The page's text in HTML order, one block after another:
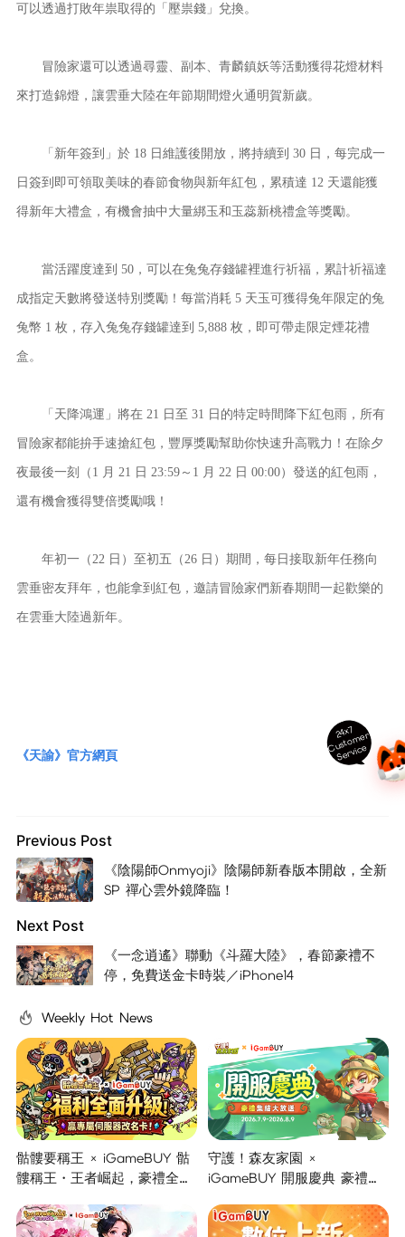
可以透過打敗年祟取得的「壓祟錢」兌換。
冒險家還可以透過尋靈、副本、青麟鎮妖等活動獲得花燈材料
來打造錦燈，讓雲垂大陸在年節期間燈火通明賀新歲。
「新年簽到」於 18 日維護後開放，將持續到 30 日，每完成一
日簽到即可領取美味的春節食物與新年紅包，累積達 12 天還能獲
得新年大禮盒，有機會抽中大量綁玉和玉蕊新桃禮盒等獎勵。
當活躍度達到 50，可以在兔兔存錢罐裡進行祈福，累計祈福達
成指定天數將發送特別獎勵！每當消耗 5 天玉可獲得兔年限定的兔
兔幣 1 枚，存入兔兔存錢罐達到 5,888 枚，即可帶走限定煙花禮
盒。
「天降鴻運」將在 21 日至 31 日的特定時間降下紅包雨，所有
冒險家都能拚手速搶紅包，豐厚獎勵幫助你快速升高戰力！在除夕
夜最後一刻（1 月 21 日 23:59～1 月 22 日 00:00）發送的紅包雨，
還有機會獲得雙倍獎勵哦！
年初一（22 日）至初五（26 日）期間，每日接取新年任務向
雲垂密友拜年，也能拿到紅包，邀請冒險家們新春期間一起歡樂的
在雲垂大陸過新年。
《天諭》官方網頁
Previous Post
《陰陽師Onmyoji》陰陽師新春版本開啟，全新
SP 禪心雲外鏡降臨！
Next Post
《一念逍遙》聯動《斗羅大陸》，春節豪禮不
停，免費送金卡時裝／iPhone14
Weekly Hot News
骷髏要稱王 × iGameBUY 骷
髏稱王・王者崛起，豪禮全面
守護！森友家園 ×
iGameBUY 開服慶典 豪禮集
24x7
C
ust
o
m
er
S
ervi
c
e